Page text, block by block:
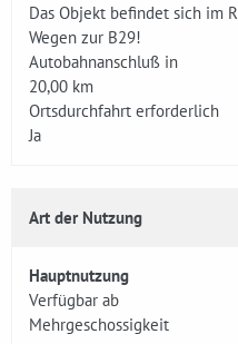
Das Objekt befindet sich im
Wegen zur B29!
Autobahnanschluß in
20,00 km
Ortsdurchfahrt erforderlich
Ja
Art der Nutzung
Hauptnutzung
Verfügbar ab
Mehrgeschossigkeit